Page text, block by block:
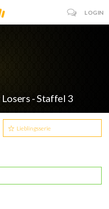
LOGIN
Losers - Staffel 3
Lieblingsserie